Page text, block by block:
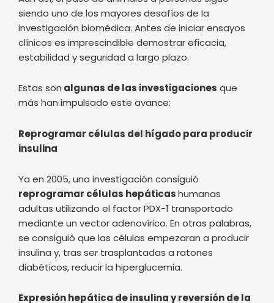
Estas sonalgunas de las investigaciones
más han impulsado este avance:
Reprogramar células del hígado para producir
Ya en 2005, una investigación consiguió
adultas utilizando el factor PDX-1 transportado
mediante un vector adenovírico. En otras palabras,
insulina y, tras ser trasplantadas a ratones
diabéticos, reducir la hiperglucemia.
Expresión hepática de insulina y reversión de la
diabetes
En 2012, otra investigación consiguió revertir la
utilizandolentivirus dirigidos al hígado. Los